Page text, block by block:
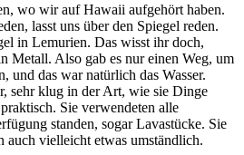
wo wir auf Hawaii aufgehört haben.
lasst uns über den Spiegel reden.
in Lemurien. Das wisst ihr doch,
Metall. Also gab es nur einen Weg, um
und das war natürlich das Wasser.
sehr klug in der Art, wie sie Dinge
Sie verwendeten alle
standen, sogar Lavastücke. Sie
auch vielleicht etwas umständlich.